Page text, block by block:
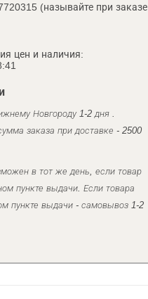
(называйте при заказе
цен и наличия:
Новгороду 1-2 дня .
заказа при доставке - 2500
в тот же день, если товар
пункте выдачи. Если товара
пункте выдачи - самовывоз 1-2